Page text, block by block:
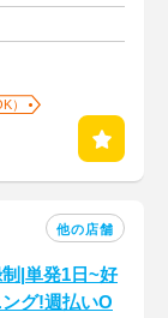
）
他の店舗
制|単発1日~好
グ!週払いO